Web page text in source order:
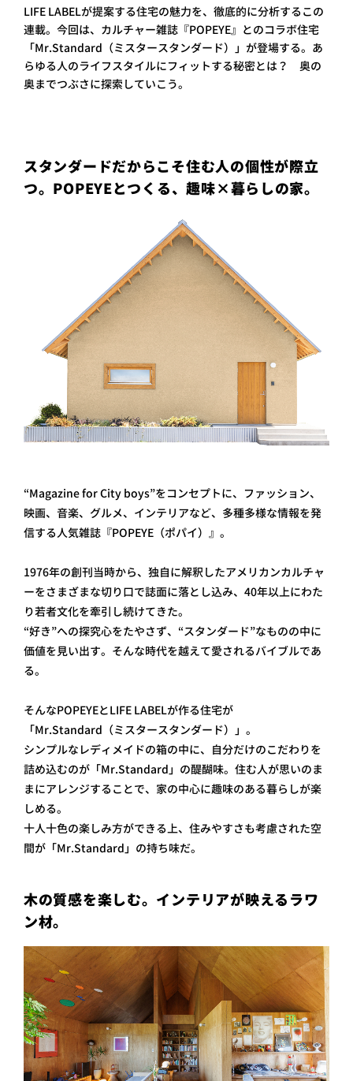
会社概
要
企業の
方へ
採用情
報
LIFE LABELが提案する住宅の魅力を、徹底的に分析するこの
連載。今回は、カルチャー雑誌『POPEYE』とのコラボ住宅
「Mr.Standard（ミスタースタンダード）」が登場する。あ
らゆる人のライフスタイルにフィットする秘密とは？ 奥の
奥までつぶさに探索していこう。
スタンダードだからこそ住む人の個性が際立
つ。POPEYEとつくる、趣味×暮らしの家。
“Magazine for City boys”をコンセプトに、ファッション、
映画、音楽、グルメ、インテリアなど、多種多様な情報を発
信する人気雑誌『POPEYE（ポパイ）』。
1976年の創刊当時から、独自に解釈したアメリカンカルチャ
ーをさまざまな切り口で誌面に落とし込み、40年以上にわた
り若者文化を牽引し続けてきた。
“好き”への探究心をたやさず、“スタンダード”なものの中に
価値を見い出す。そんな時代を越えて愛されるバイブルであ
る。
そんなPOPEYEとLIFE LABELが作る住宅が
「Mr.Standard（ミスタースタンダード）」。
シンプルなレディメイドの箱の中に、自分だけのこだわりを
詰め込むのが「Mr.Standard」の醍醐味。住む人が思いのま
まにアレンジすることで、家の中心に趣味のある暮らしが楽
しめる。
十人十色の楽しみ方ができる上、住みやすさも考慮された空
間が「Mr.Standard」の持ち味だ。
木の質感を楽しむ。インテリアが映えるラワ
ン材。